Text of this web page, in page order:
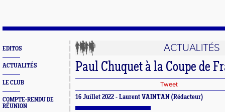
EDITOS
ACTUALITÉS
LE CLUB
COMPTE-RENDU DE
RÉUNION
ACTUALITÉS
Paul Chuquet à la Coupe de
Tweet
16 Juillet 2022 - Laurent VAINTAN (Rédacteur)